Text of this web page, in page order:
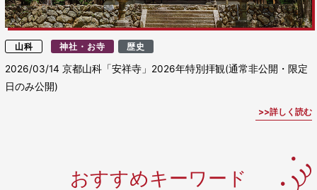
山科 神社・お寺 歴史
2026/03/14京都山科「安祥寺」2026年特別拝観(通常非公開・限定
日のみ公開)
詳しく読む
おすすめキーワード